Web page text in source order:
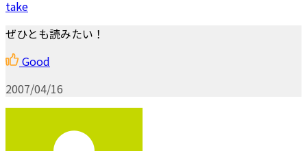
take
ぜひとも読みたい！
Good
2007/04/16